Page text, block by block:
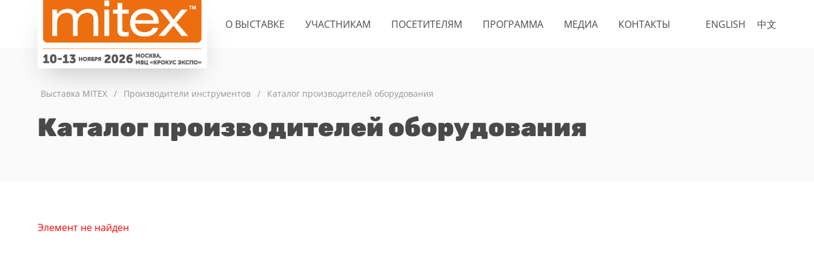
ENGLISH 中文
О ВЫСТАВКЕ УЧАСТНИКАМ ПОСЕТИТЕЛЯМ ПРОГРАММА МЕДИА КОНТАКТЫ
Выставка MITEX / Производители инструментов / Каталог производителей оборудования
Каталог производителей оборудования
Элемент не найден